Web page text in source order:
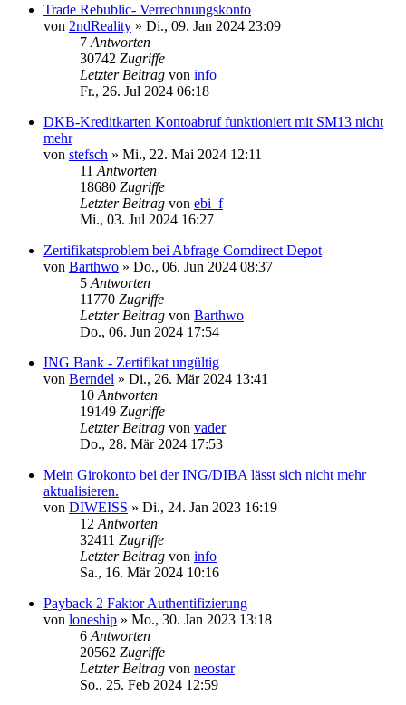
Trade Rebublic- Verrechnungskonto
von 2ndReality » Di., 09. Jan 2024 23:09
7 Antworten
30742 Zugriffe
Letzter Beitrag von info
Fr., 26. Jul 2024 06:18
DKB-Kreditkarten Kontoabruf funktioniert mit SM13 nicht
mehr
von stefsch » Mi., 22. Mai 2024 12:11
11 Antworten
18680 Zugriffe
Letzter Beitrag von ebi_f
Mi., 03. Jul 2024 16:27
Zertifikatsproblem bei Abfrage Comdirect Depot
von Barthwo » Do., 06. Jun 2024 08:37
5 Antworten
11770 Zugriffe
Letzter Beitrag von Barthwo
Do., 06. Jun 2024 17:54
ING Bank - Zertifikat ungültig
von Berndel » Di., 26. Mär 2024 13:41
10 Antworten
19149 Zugriffe
Letzter Beitrag von vader
Do., 28. Mär 2024 17:53
Mein Girokonto bei der ING/DIBA lässt sich nicht mehr
aktualisieren.
von DIWEISS » Di., 24. Jan 2023 16:19
12 Antworten
32411 Zugriffe
Letzter Beitrag von info
Sa., 16. Mär 2024 10:16
Payback 2 Faktor Authentifizierung
von loneship » Mo., 30. Jan 2023 13:18
6 Antworten
20562 Zugriffe
Letzter Beitrag von neostar
So., 25. Feb 2024 12:59